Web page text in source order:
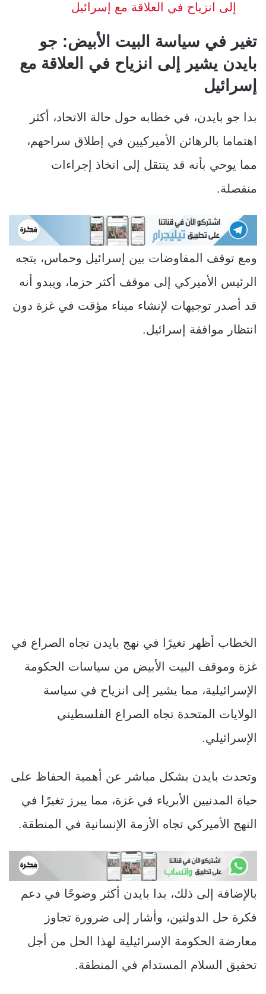
إلى انزياح في العلاقة مع إسرائيل
تغير في سياسة البيت الأبيض: جو
بايدن يشير إلى انزياح في العلاقة مع
إسرائيل
بدا جو بايدن، في خطابه حول حالة الاتحاد، أكثر
اهتماما بالرهائن الأميركيين في إطلاق سراحهم،
مما يوحي بأنه قد ينتقل إلى اتخاذ إجراءات
منفصلة.
ومع توقف المفاوضات بين إسرائيل وحماس، يتجه
الرئيس الأميركي إلى موقف أكثر حزما، ويبدو أنه
قد أصدر توجيهات لإنشاء ميناء مؤقت في غزة دون
انتظار موافقة إسرائيل.
الخطاب أظهر تغيرًا في نهج بايدن تجاه الصراع في
غزة وموقف البيت الأبيض من سياسات الحكومة
الإسرائيلية، مما يشير إلى انزياح في سياسة
الولايات المتحدة تجاه الصراع الفلسطيني
الإسرائيلي.
وتحدث بايدن بشكل مباشر عن أهمية الحفاظ على
حياة المدنيين الأبرياء في غزة، مما يبرز تغيرًا في
النهج الأميركي تجاه الأزمة الإنسانية في المنطقة.
بالإضافة إلى ذلك، بدا بايدن أكثر وضوحًا في دعم
فكرة حل الدولتين، وأشار إلى ضرورة تجاوز
معارضة الحكومة الإسرائيلية لهذا الحل من أجل
تحقيق السلام المستدام في المنطقة.